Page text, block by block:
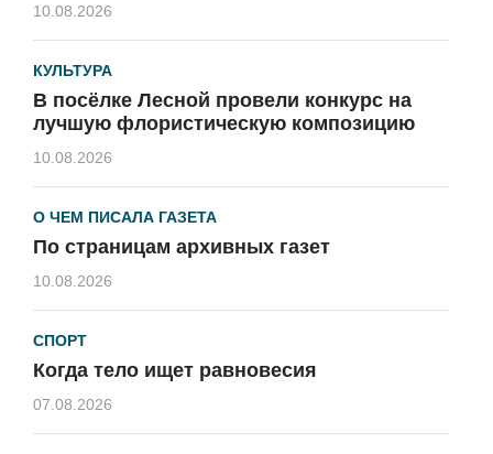
10.08.2026
КУЛЬТУРА
В посёлке Лесной провели конкурс на
лучшую флористическую композицию
10.08.2026
О ЧЕМ ПИСАЛА ГАЗЕТА
По страницам архивных газет
10.08.2026
СПОРТ
Когда тело ищет равновесия
07.08.2026